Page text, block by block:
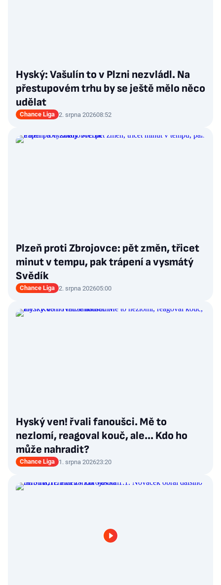
Hyský: Vašulín to v Plzni nezvládl. Na
přestupovém trhu by se ještě mělo něco
udělat
Chance Liga 2. srpna 202608:52
Plzeň proti Zbrojovce: pět změn, třicet
minut v tempu, pak trápení a vysmátý
Svědík
Chance Liga 2. srpna 202605:00
Hyský ven! řvali fanoušci. Mě to
nezlomí, reagoval kouč, ale... Kdo ho
může nahradit?
Chance Liga 1. srpna 202623:20